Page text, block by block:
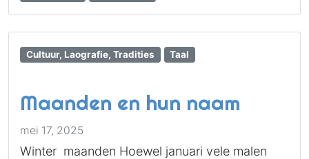
Cultuur, Laografie, Tradities Taal
Maanden en hun naam
mei 17, 2025
Winter maanden Hoewel januari vele malen